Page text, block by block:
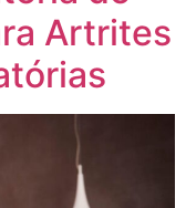
Artrites